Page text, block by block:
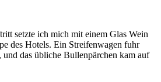
setzte ich mich mit einem Glas Wein
des Hotels. Ein Streifenwagen fuhr
und das übliche Bullenpärchen kam auf